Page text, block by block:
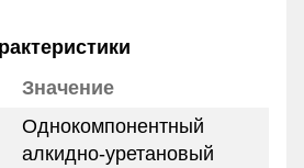
Значение
Однокомпонентный
алкидно-уретановый